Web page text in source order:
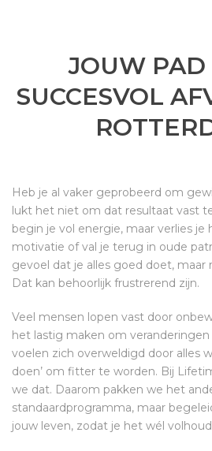
JOUW PAD
SUCCESVOL
Heb je al vaker geprobeerd om
lukt het niet om dat resultaat vast
begin je vol energie, maar verlies je
motivatie of val je terug in oude
gevoel dat je alles goed doet, maar
Dat kan behoorlijk frustrerend zijn.
Veel mensen lopen vast door
het lastig maken om
voelen zich overweldigd door alles
doen’ om fitter te worden. Bij
we dat. Daarom pakken we het
standaardprogramma, maar
jouw leven, zodat je het wél